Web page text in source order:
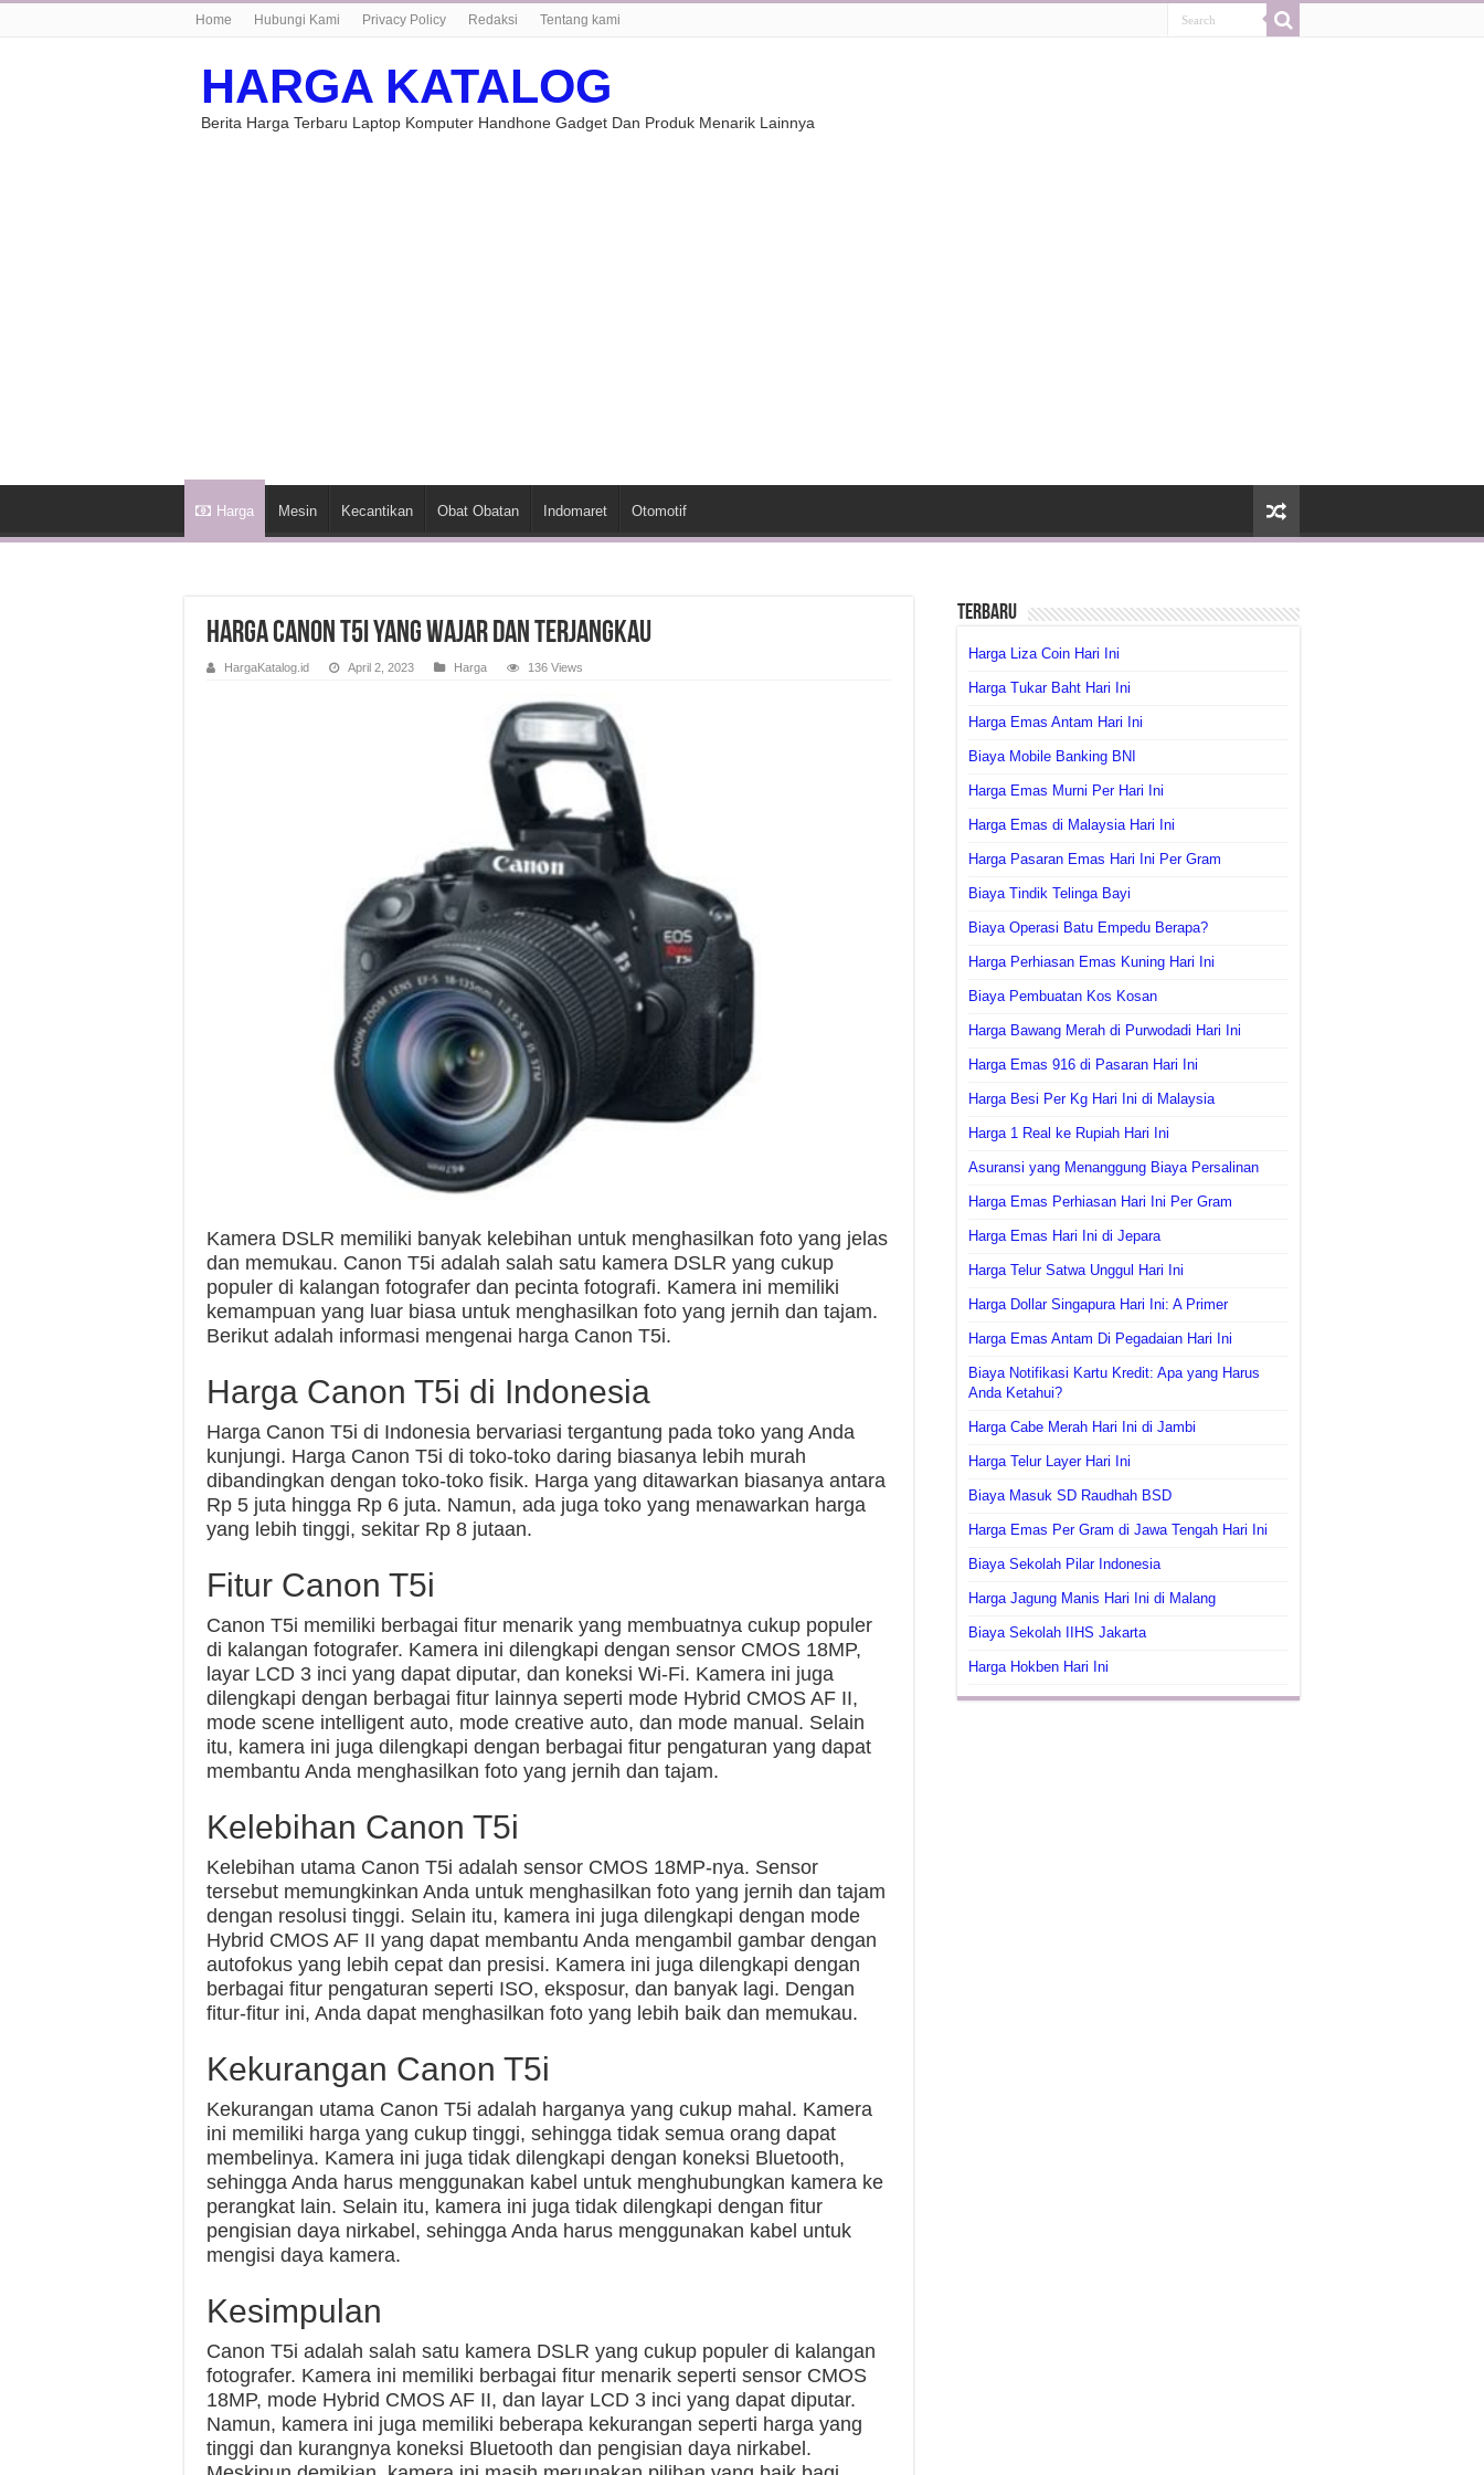
Home Hubungi Kami Privacy Policy Redaksi Tentang kami
HARGA KATALOG
Berita Harga Terbaru Laptop Komputer Handhone Gadget Dan Produk Menarik Lainnya
Harga Mesin Kecantikan Obat Obatan Indomaret Otomotif
Harga Canon T5i yang Wajar dan Terjangkau
HargaKatalog.id April 2, 2023 Harga 136 Views
Kamera DSLR memiliki banyak kelebihan untuk menghasilkan foto yang jelas
dan memukau. Canon T5i adalah salah satu kamera DSLR yang cukup
populer di kalangan fotografer dan pecinta fotografi. Kamera ini memiliki
kemampuan yang luar biasa untuk menghasilkan foto yang jernih dan tajam.
Berikut adalah informasi mengenai harga Canon T5i.
Harga Canon T5i di Indonesia
Harga Canon T5i di Indonesia bervariasi tergantung pada toko yang Anda
kunjungi. Harga Canon T5i di toko-toko daring biasanya lebih murah
dibandingkan dengan toko-toko fisik. Harga yang ditawarkan biasanya antara
Rp 5 juta hingga Rp 6 juta. Namun, ada juga toko yang menawarkan harga
yang lebih tinggi, sekitar Rp 8 jutaan.
Fitur Canon T5i
Canon T5i memiliki berbagai fitur menarik yang membuatnya cukup populer
di kalangan fotografer. Kamera ini dilengkapi dengan sensor CMOS 18MP,
layar LCD 3 inci yang dapat diputar, dan koneksi Wi-Fi. Kamera ini juga
dilengkapi dengan berbagai fitur lainnya seperti mode Hybrid CMOS AF II,
mode scene intelligent auto, mode creative auto, dan mode manual. Selain
itu, kamera ini juga dilengkapi dengan berbagai fitur pengaturan yang dapat
membantu Anda menghasilkan foto yang jernih dan tajam.
Kelebihan Canon T5i
Kelebihan utama Canon T5i adalah sensor CMOS 18MP-nya. Sensor
tersebut memungkinkan Anda untuk menghasilkan foto yang jernih dan tajam
dengan resolusi tinggi. Selain itu, kamera ini juga dilengkapi dengan mode
Hybrid CMOS AF II yang dapat membantu Anda mengambil gambar dengan
autofokus yang lebih cepat dan presisi. Kamera ini juga dilengkapi dengan
berbagai fitur pengaturan seperti ISO, eksposur, dan banyak lagi. Dengan
fitur-fitur ini, Anda dapat menghasilkan foto yang lebih baik dan memukau.
Kekurangan Canon T5i
Kekurangan utama Canon T5i adalah harganya yang cukup mahal. Kamera
ini memiliki harga yang cukup tinggi, sehingga tidak semua orang dapat
membelinya. Kamera ini juga tidak dilengkapi dengan koneksi Bluetooth,
sehingga Anda harus menggunakan kabel untuk menghubungkan kamera ke
perangkat lain. Selain itu, kamera ini juga tidak dilengkapi dengan fitur
pengisian daya nirkabel, sehingga Anda harus menggunakan kabel untuk
mengisi daya kamera.
Kesimpulan
Canon T5i adalah salah satu kamera DSLR yang cukup populer di kalangan
fotografer. Kamera ini memiliki berbagai fitur menarik seperti sensor CMOS
18MP, mode Hybrid CMOS AF II, dan layar LCD 3 inci yang dapat diputar.
Namun, kamera ini juga memiliki beberapa kekurangan seperti harga yang
tinggi dan kurangnya koneksi Bluetooth dan pengisian daya nirkabel.
Terbaru
Harga Liza Coin Hari Ini
Harga Tukar Baht Hari Ini
Harga Emas Antam Hari Ini
Biaya Mobile Banking BNI
Harga Emas Murni Per Hari Ini
Harga Emas di Malaysia Hari Ini
Harga Pasaran Emas Hari Ini Per Gram
Biaya Tindik Telinga Bayi
Biaya Operasi Batu Empedu Berapa?
Harga Perhiasan Emas Kuning Hari Ini
Biaya Pembuatan Kos Kosan
Harga Bawang Merah di Purwodadi Hari Ini
Harga Emas 916 di Pasaran Hari Ini
Harga Besi Per Kg Hari Ini di Malaysia
Harga 1 Real ke Rupiah Hari Ini
Asuransi yang Menanggung Biaya Persalinan
Harga Emas Perhiasan Hari Ini Per Gram
Harga Emas Hari Ini di Jepara
Harga Telur Satwa Unggul Hari Ini
Harga Dollar Singapura Hari Ini: A Primer
Harga Emas Antam Di Pegadaian Hari Ini
Biaya Notifikasi Kartu Kredit: Apa yang Harus
Anda Ketahui?
Harga Cabe Merah Hari Ini di Jambi
Harga Telur Layer Hari Ini
Biaya Masuk SD Raudhah BSD
Harga Emas Per Gram di Jawa Tengah Hari Ini
Biaya Sekolah Pilar Indonesia
Harga Jagung Manis Hari Ini di Malang
Biaya Sekolah IIHS Jakarta
Harga Hokben Hari Ini